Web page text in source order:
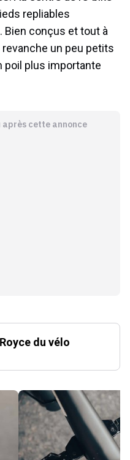
repliables
Bien conçus et tout à
un peu petits
plus importante
cette annonce
du vélo